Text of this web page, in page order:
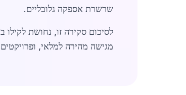
שרשרת אספקה גלובליים.
לסיכום סקירה זו, נחושת
מגישה מהירה למלאי,